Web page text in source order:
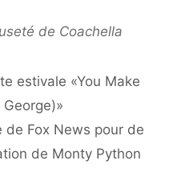
de Coachella
estivale «You Make
de Fox News pour de
de Monty Python